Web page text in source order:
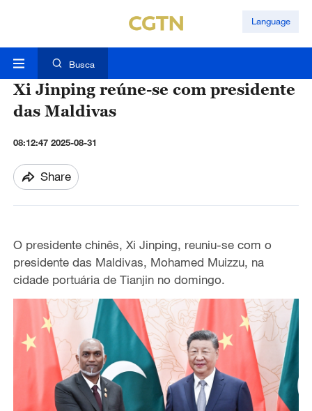
Language
Busca
Xi Jinping reúne-se com presidente
das Maldivas
08:12:47 2025-08-31
Share
O presidente chinês, Xi Jinping, reuniu-se com o
presidente das Maldivas, Mohamed Muizzu, na
cidade portuária de Tianjin no domingo.